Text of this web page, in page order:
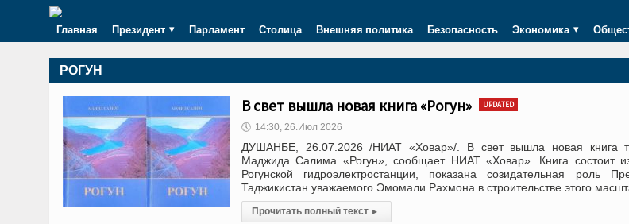
Главная Президент Парламент Столица Внешняя политика Безопасность Экономика
РОГУН
В свет вышла новая книга «Рогун» UPDATED
🕔 14:30, 26.Июл 2026
ДУШАНБЕ, 26.07.2026 /НИАТ «Ховар»/. В свет вышла новая книга
Маджида Салима «Рогун», сообщает НИАТ «Ховар». Книга состоит
Рогунской гидроэлектростанции, показана созидательная роль
Таджикистан уважаемого Эмомали Рахмона в строительстве этого
Прочитать полный текст ▸